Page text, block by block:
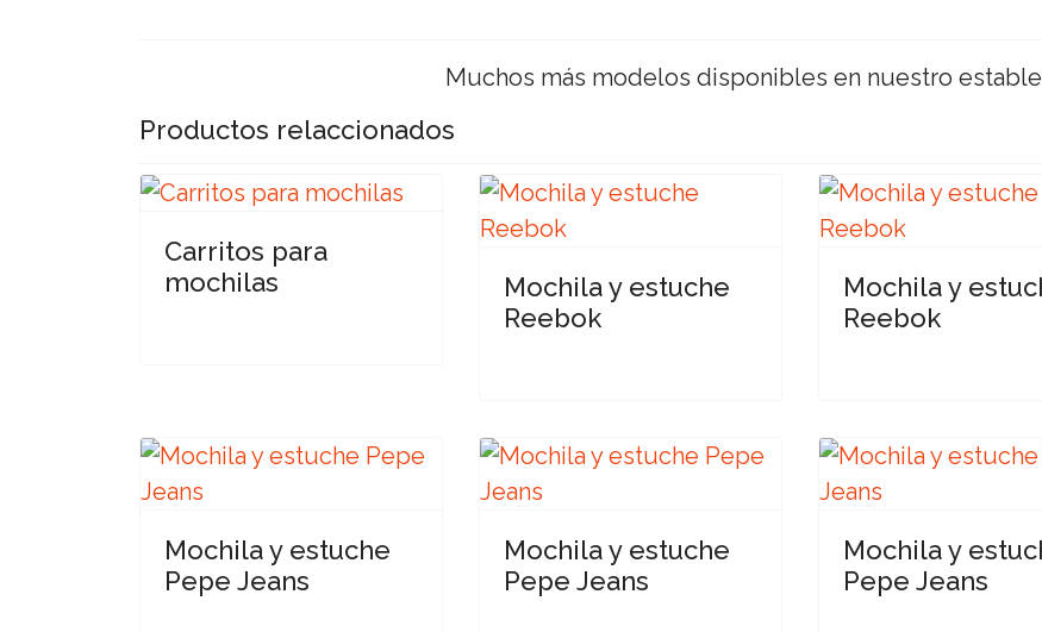
Muchos más modelos disponibles en nuestro
Productos relaccionados
Carritos para
mochilas
Mochila y estuche
Reebok
Mochila y
Reebok
Mochila y estuche
Pepe Jeans
Mochila y estuche
Pepe Jeans
Mochila y
Pepe Jeans